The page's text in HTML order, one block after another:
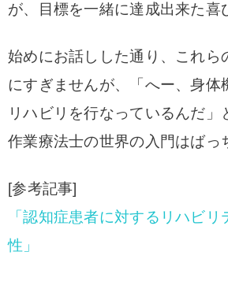
が、目標を一緒に達成出来た喜
始めにお話しした通り、これら
にすぎませんが、「へー、身体
リハビリを行なっているんだ」
作業療法士の世界の入門はばっ
[参考記事]
「認知症患者に対するリハビ
性」